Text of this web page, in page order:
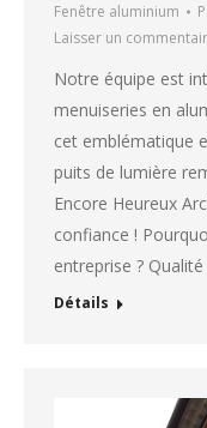
Fenêtre aluminium
Laisser un
Notre équipe est
menuiseries en
cet emblématique
puits de lumière
Encore Heureux
confiance !
entreprise ?
Détails